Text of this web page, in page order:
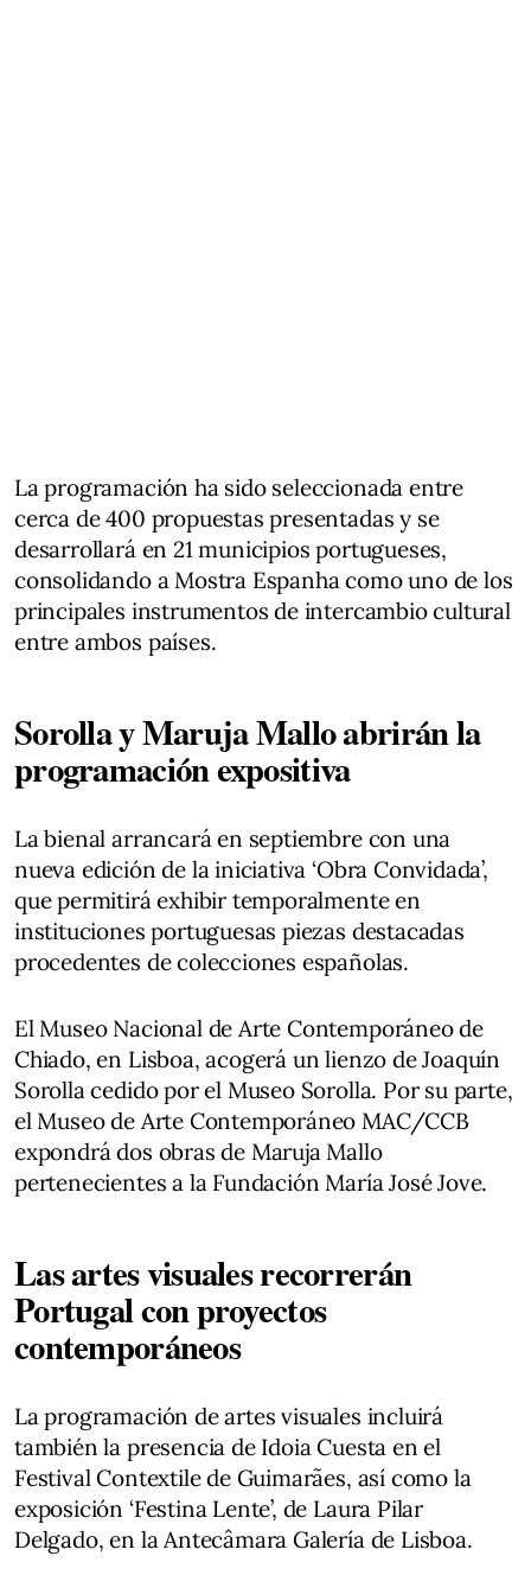
La programación ha sido seleccionada entre
cerca de 400 propuestas presentadas y se
desarrollará en 21 municipios portugueses,
consolidando a Mostra Espanha como uno de los
principales instrumentos de intercambio cultural
entre ambos países.
Sorolla y Maruja Mallo abrirán la
programación expositiva
La bienal arrancará en septiembre con una
nueva edición de la iniciativa ‘Obra Convidada’,
que permitirá exhibir temporalmente en
instituciones portuguesas piezas destacadas
procedentes de colecciones españolas.
El Museo Nacional de Arte Contemporáneo de
Chiado, en Lisboa, acogerá un lienzo de Joaquín
Sorolla cedido por el Museo Sorolla. Por su parte,
el Museo de Arte Contemporáneo MAC/CCB
expondrá dos obras de Maruja Mallo
pertenecientes a la Fundación María José Jove.
Las artes visuales recorrerán
Portugal con proyectos
contemporáneos
La programación de artes visuales incluirá
también la presencia de Idoia Cuesta en el
Festival Contextile de Guimarães, así como la
exposición ‘Festina Lente’, de Laura Pilar
Delgado, en la Antecâmara Galería de Lisboa.